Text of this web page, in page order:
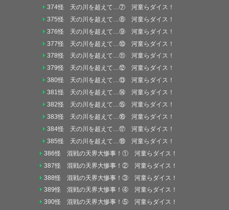
374怪 天の川を超えて…⑦ 河童らダイス！
375怪 天の川を超えて…⑧ 河童らダイス！
376怪 天の川を超えて…⑨ 河童らダイス！
377怪 天の川を超えて…⑩ 河童らダイス！
378怪 天の川を超えて…⑪ 河童らダイス！
379怪 天の川を超えて…⑫ 河童らダイス！
380怪 天の川を超えて…⑬ 河童らダイス！
381怪 天の川を超えて…⑭ 河童らダイス！
382怪 天の川を超えて…⑮ 河童らダイス！
383怪 天の川を超えて…⑯ 河童らダイス！
384怪 天の川を超えて…⑰ 河童らダイス！
385怪 天の川を超えて…⑱ 河童らダイス！
386怪 混戦の天界大惨事！① 河童らダイス！
387怪 混戦の天界大惨事！② 河童らダイス！
388怪 混戦の天界大惨事！③ 河童らダイス！
389怪 混戦の天界大惨事！④ 河童らダイス！
390怪 混戦の天界大惨事！⑤ 河童らダイス！